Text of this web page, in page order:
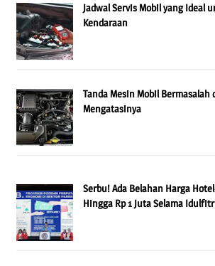
Jadwal Servis Mobil yang Ideal
Kendaraan
Tanda Mesin Mobil Bermasalah
Mengatasinya
Serbu! Ada Belahan Harga
Hingga Rp 1 Juta Selama